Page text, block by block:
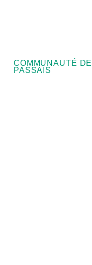
COMMUNAUTÉ
PASSAIS